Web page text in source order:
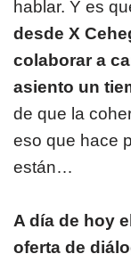
hablar. Y es
desde X
colaborar a
asiento un
de que la
eso que hace
están…
A día de hoy
oferta de